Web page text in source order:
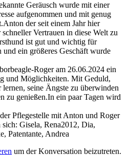
Geräusch wurde mit einer
aufgenommen und mit genug
der seit einem Jahr hier
Vertrauen in diese Welt zu
ist gut und wichtig für
ein größeres Geschäft wurde
Roger am 26.06.2024 ein
und Möglichkeiten. Mit Geduld,
seine Ängste zu überwinden
zu genießen.In ein paar Tagen wird
Pflegestelle mit Anton und Roger
sich: Gisela, Rena2012, Dia,
, Patentante, Andrea
um der Konversation beizutreten.